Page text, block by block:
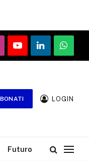
YouTubeLinkedIn
LOGIN
Futuro